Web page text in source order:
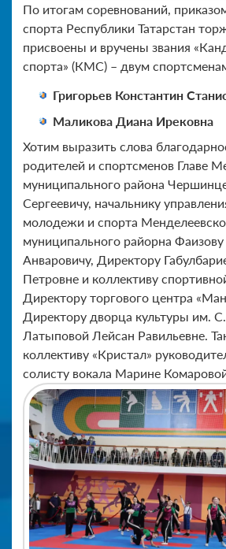
По итогам соревнований,
спорта Республики Татарстан
присвоены и вручены звания
спорта» (КМС) – двум
Григорьев Константин
Маликова Диана Ирековна
Хотим выразить слова
родителей и спортсменов Главе
муниципального района
Сергеевичу, начальнику
молодежи и спорта
муниципального райорна
Анваровичу, Директору
Петровне и коллективу
Директору торгового центра
Директору дворца культуры им. С.
Латыповой Лейсан Равильевне.
коллективу «Кристал»
солисту вокала Марине